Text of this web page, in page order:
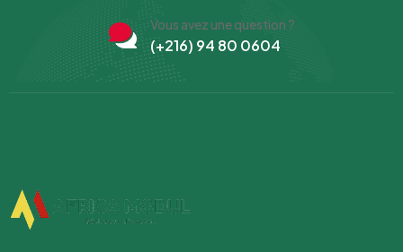
Vous avez une question ?
(+216) 94 80 0604